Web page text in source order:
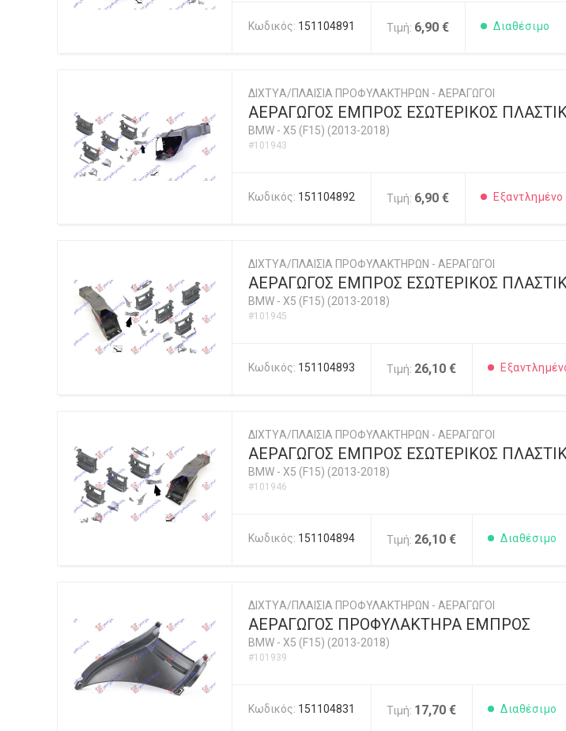
Κωδικός: 151104891 Τιμή: 6,90 € Διαθέσιμο
ΔΙΧΤYΑ/ΠΛΑΙΣΙΑ ΠΡΟΦΥΛΑΚΤΗΡΩΝ - ΑΕΡΑΓΩΓΟΙ
ΑΕΡΑΓΩΓΟΣ ΕΜΠΡΟΣ ΕΣΩΤΕΡΙΚΟΣ
BMW - X5 (F15) (2013-2018)
#101943
Κωδικός: 151104892 Τιμή: 6,90 € Εξαντλημένο
ΔΙΧΤYΑ/ΠΛΑΙΣΙΑ ΠΡΟΦΥΛΑΚΤΗΡΩΝ - ΑΕΡΑΓΩΓΟΙ
ΑΕΡΑΓΩΓΟΣ ΕΜΠΡΟΣ ΕΣΩΤΕΡΙΚΟΣ
BMW - X5 (F15) (2013-2018)
#101945
Κωδικός: 151104893 Τιμή: 26,10 €
ΔΙΧΤYΑ/ΠΛΑΙΣΙΑ ΠΡΟΦΥΛΑΚΤΗΡΩΝ - ΑΕΡΑΓΩΓΟΙ
ΑΕΡΑΓΩΓΟΣ ΕΜΠΡΟΣ ΕΣΩΤΕΡΙΚΟΣ
BMW - X5 (F15) (2013-2018)
#101946
Κωδικός: 151104894 Τιμή: 26,10 € Διαθέσιμο
ΔΙΧΤYΑ/ΠΛΑΙΣΙΑ ΠΡΟΦΥΛΑΚΤΗΡΩΝ - ΑΕΡΑΓΩΓΟΙ
ΑΕΡΑΓΩΓΟΣ ΠΡΟΦΥΛΑΚΤΗΡΑ ΕΜΠΡΟΣ
BMW - X5 (F15) (2013-2018)
#101939
Κωδικός: 151104831 Τιμή: 17,70 € Διαθέσιμο